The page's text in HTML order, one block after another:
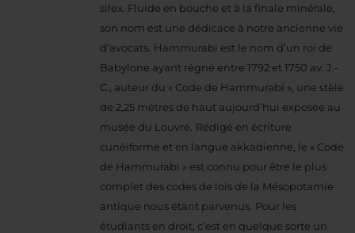
silex. Fluide en bouche et à la finale minérale,
son nom est une dédicace à notre ancienne vie
d’avocats. Hammurabi est le nom d’un roi de
Babylone ayant régné entre 1792 et 1750 av. J.-
C., auteur du « Code de Hammurabi », une stèle
de 2,25 mètres de haut aujourd’hui exposée au
musée du Louvre. Rédigé en écriture
cunéiforme et en langue akkadienne, le « Code
de Hammurabi » est connu pour être le plus
complet des codes de lois de la Mésopotamie
antique nous étant parvenus. Pour les
étudiants en droit, c’est en quelque sorte un